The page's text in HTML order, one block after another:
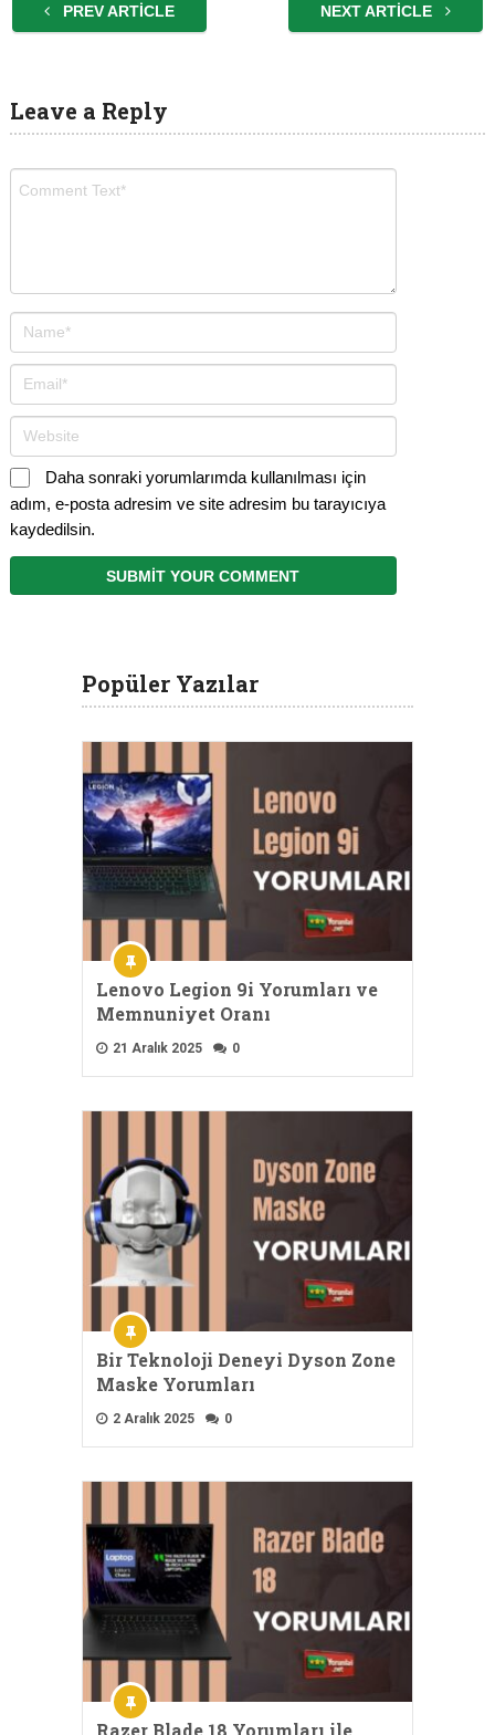
PREV ARTICLE NEXT ARTICLE
Leave a Reply
Daha sonraki yorumlarımda kullanılması için
adım, e-posta adresim ve site adresim bu tarayıcıya
kaydedilsin.
Popüler Yazılar
Lenovo Legion 9i Yorumları ve
Memnuniyet Oranı
21 Aralık 2025 0
Bir Teknoloji Deneyi Dyson Zone
Maske Yorumları
2 Aralık 2025 0
Razer Blade 18 Yorumları ile